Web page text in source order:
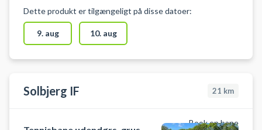
banetimens starttid
Dette produkt er tilgængeligt på disse datoer:
9. aug 10. aug
Solbjerg IF 21 km
Book en bane